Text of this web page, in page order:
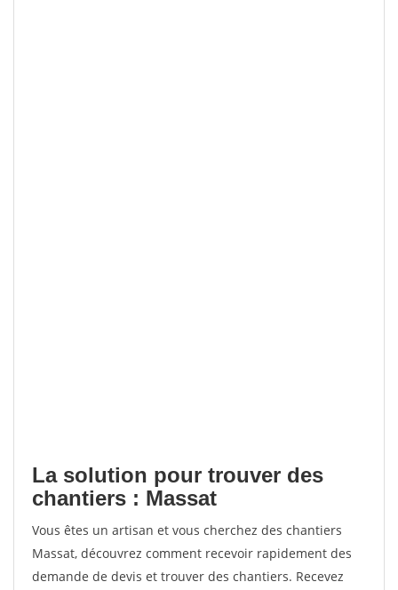
La solution pour trouver des
chantiers : Massat
Vous êtes un artisan et vous cherchez des chantiers
Massat, découvrez comment recevoir rapidement des
demande de devis et trouver des chantiers. Recevez